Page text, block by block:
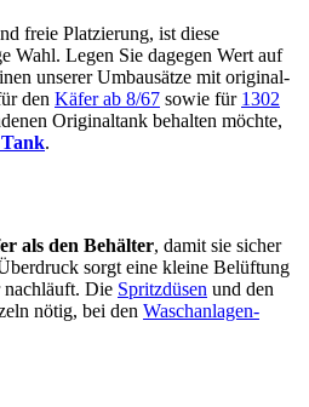
freie Platzierung, ist diese
Wahl. Legen Sie dagegen Wert auf
unserer Umbausätze mit original-
den Käfer ab 8/67 sowie für 1302
Originaltank behalten möchte,
.
als den Behälter, damit sie sicher
sorgt eine kleine Belüftung
nachläuft. Die Spritzdüsen und den
nötig, bei den Waschanlagen-